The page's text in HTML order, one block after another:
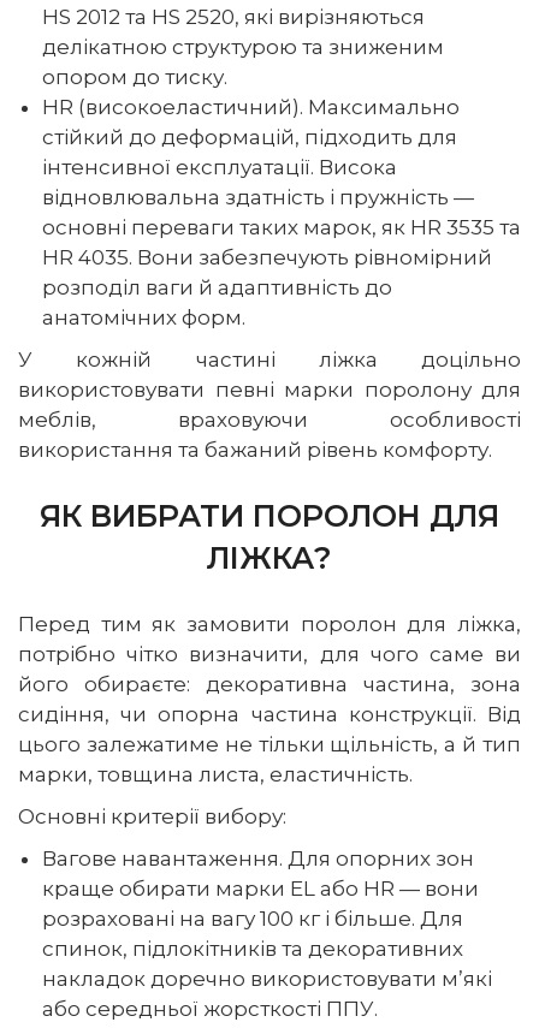
HS 2012 та HS 2520, які вирізняються
делікатною структурою та зниженим
опором до тиску.
HR (високоеластичний). Максимально
стійкий до деформацій, підходить для
інтенсивної експлуатації. Висока
відновлювальна здатність і пружність —
основні переваги таких марок, як HR 3535 та
HR 4035. Вони забезпечують рівномірний
розподіл ваги й адаптивність до
анатомічних форм.
У кожній частині ліжка доцільно
використовувати певні марки поролону для
меблів, враховуючи особливості
використання та бажаний рівень комфорту.
ЯК ВИБРАТИ ПОРОЛОН ДЛЯ
ЛІЖКА?
Перед тим як замовити поролон для ліжка,
потрібно чітко визначити, для чого саме ви
його обираєте: декоративна частина, зона
сидіння, чи опорна частина конструкції. Від
цього залежатиме не тільки щільність, а й тип
марки, товщина листа, еластичність.
Основні критерії вибору:
Вагове навантаження. Для опорних зон
краще обирати марки EL або HR — вони
розраховані на вагу 100 кг і більше. Для
спинок, підлокітників та декоративних
накладок доречно використовувати м’які
або середньої жорсткості ППУ.